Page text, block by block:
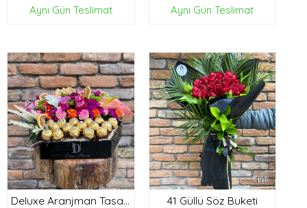
Aynı Gün Teslimat Aynı Gün Teslimat
Deluxe Aranjman Tasarım
41 Güllü Söz Buketi